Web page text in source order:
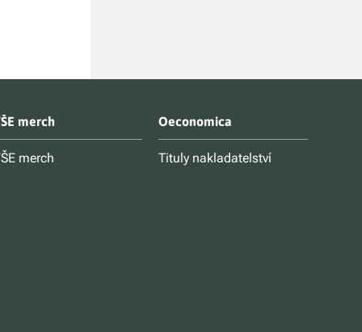
merch
merch
Oeconomica
Tituly nakladatelství